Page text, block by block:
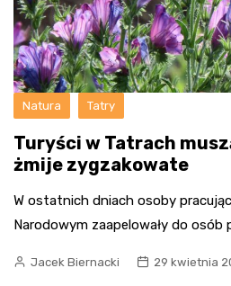
Natura Tatry
Turyści w Tatrach
żmije zygzakowate
W ostatnich dniach osoby
Narodowym zaapelowały do osób
Jacek Biernacki 29 kwietnia